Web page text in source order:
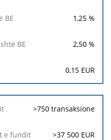
1,25 %
2,50 %
0,15 EUR
>750 transaksione
>37 500 EUR